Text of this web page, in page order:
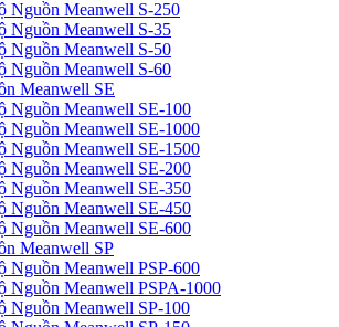
Nguồn Meanwell S-250
Nguồn Meanwell S-35
Nguồn Meanwell S-50
Nguồn Meanwell S-60
Meanwell SE
Nguồn Meanwell SE-100
Nguồn Meanwell SE-1000
Nguồn Meanwell SE-1500
Nguồn Meanwell SE-200
Nguồn Meanwell SE-350
Nguồn Meanwell SE-450
Nguồn Meanwell SE-600
Meanwell SP
Nguồn Meanwell PSP-600
Nguồn Meanwell PSPA-1000
Nguồn Meanwell SP-100